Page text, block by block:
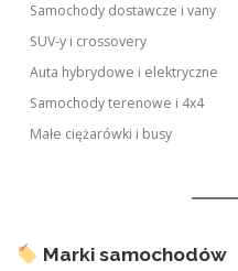
Samochody dostawcze i vany
SUV-y i crossovery
Auta hybrydowe i elektryczne
Samochody terenowe i 4x4
Małe ciężarówki i busy
Marki samochodów